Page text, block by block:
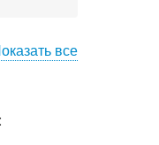
все